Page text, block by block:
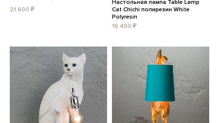
21 600 ₽
Настольная лампа Table Lamp
Cat Chichi полирезин White
Polyresin
16 400 ₽